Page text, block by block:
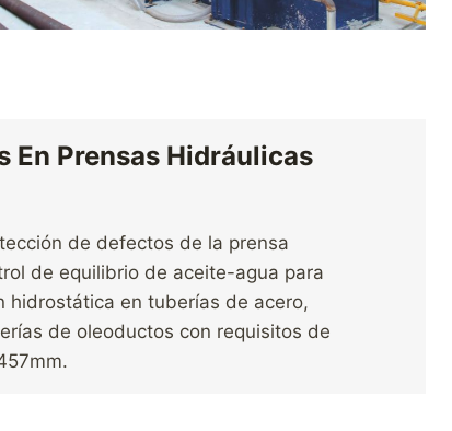
En Prensas Hidráulicas
de defectos de la prensa
de equilibrio de aceite-agua para
hidrostática en tuberías de acero,
de oleoductos con requisitos de